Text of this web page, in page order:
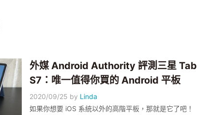
外媒 Android Authority 評測三星 Tab
S7：唯一值得你買的 Android 平板
2020/09/25 by Linda
如果你想要 iOS 系統以外的高階平板，那就是它了吧！